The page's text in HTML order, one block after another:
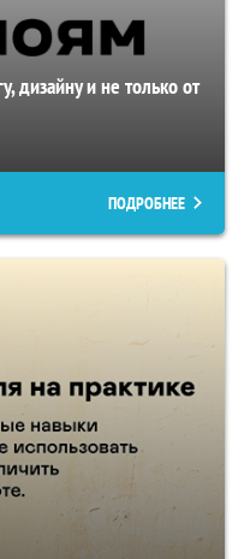
дизайну и не только от
ПОДРОБНЕЕ